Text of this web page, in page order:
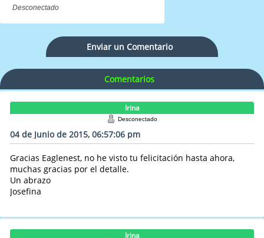
Desconectado
Enviar un Comentario
Comentarios
Irina
Desconectado
04 de Junio de 2015, 06:57:06 pm
Gracias Eaglenest, no he visto tu felicitación hasta ahora,
muchas gracias por el detalle.
Un abrazo
Josefina
Irina